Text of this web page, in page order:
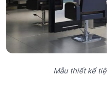
Mẫu thiết kế